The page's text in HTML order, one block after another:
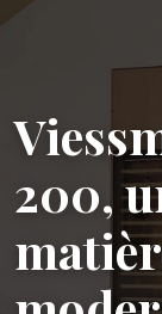
200,